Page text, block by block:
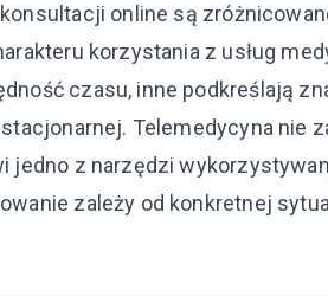
online są
korzystania z usług
czasu, inne podkreślają
Telemedycyna nie
jedno z narzędzi
zależy od konkretnej